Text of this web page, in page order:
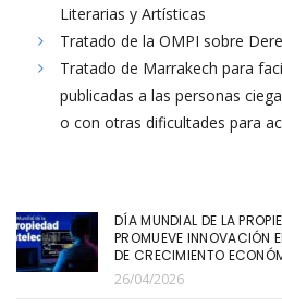
Literarias y Artísticas
Tratado de la OMPI sobre
Tratado de Marrakech para
publicadas a las personas
o con otras dificultades para
DÍA MUNDIAL DE LA
PROMUEVE INNOVACIÓN
DE CRECIMIENTO
26/04/2026